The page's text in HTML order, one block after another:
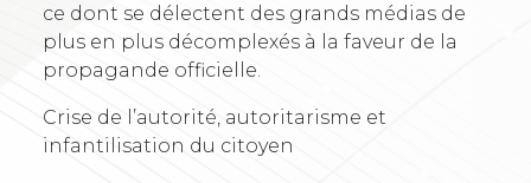
ce dont se délectent des grands médias de
plus en plus décomplexés à la faveur de la
propagande officielle.
Crise de l’autorité, autoritarisme et
infantilisation du citoyen